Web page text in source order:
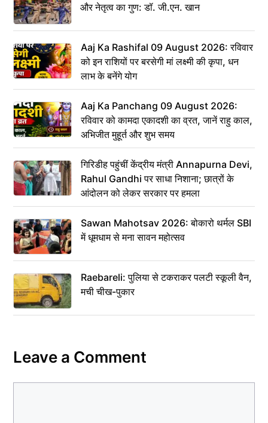
और नेतृत्व का गुण: डॉ. जी.एन. खान
Aaj Ka Rashifal 09 August 2026: रविवार
को इन राशियों पर बरसेगी मां लक्ष्मी की कृपा, धन
लाभ के बनेंगे योग
Aaj Ka Panchang 09 August 2026:
रविवार को कामदा एकादशी का व्रत, जानें राहु काल,
अभिजीत मुहूर्त और शुभ समय
गिरिडीह पहुंचीं केंद्रीय मंत्री Annapurna Devi,
Rahul Gandhi पर साधा निशाना; छात्रों के
आंदोलन को लेकर सरकार पर हमला
Sawan Mahotsav 2026: बोकारो थर्मल SBI
में धूमधाम से मना सावन महोत्सव
Raebareli: पुलिया से टकराकर पलटी स्कूली वैन,
मची चीख-पुकार
Leave a Comment